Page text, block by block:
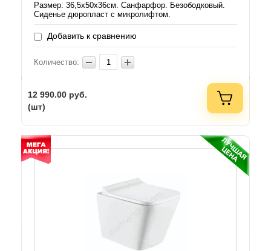
Размер: 36,5х50х36см. Санфарфор. Безободковый.
Сиденье дюропласт с микролифтом.
Добавить к сравнению
Количество:
12 990.00 руб.
(шт)